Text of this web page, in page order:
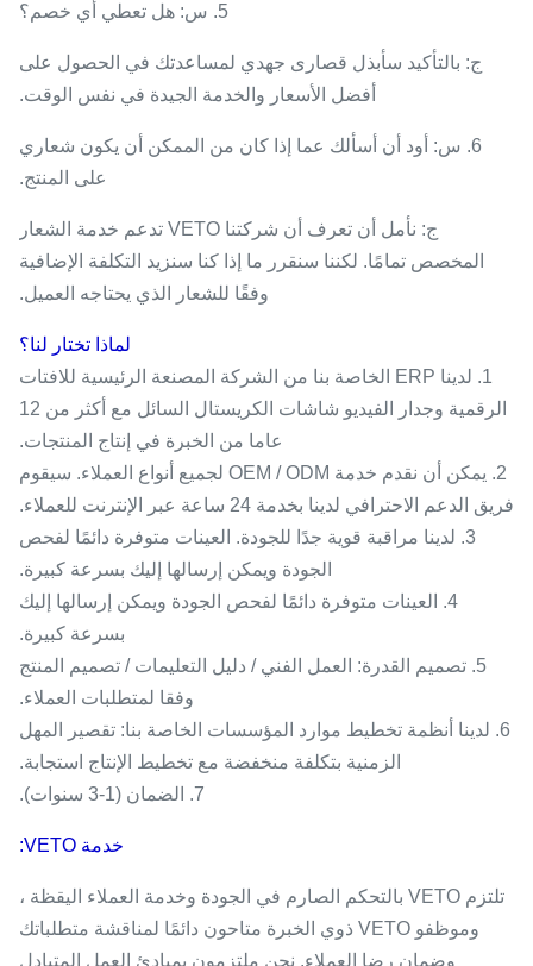
5. س: هل تعطي أي خصم؟
ج: بالتأكيد سأبذل قصارى جهدي لمساعدتك في الحصول على
أفضل الأسعار والخدمة الجيدة في نفس الوقت.
6. س: أود أن أسألك عما إذا كان من الممكن أن يكون شعاري
على المنتج.
ج: نأمل أن تعرف أن شركتنا VETO تدعم خدمة الشعار
المخصص تمامًا. لكننا سنقرر ما إذا كنا سنزيد التكلفة الإضافية
وفقًا للشعار الذي يحتاجه العميل.
لماذا تختار لنا؟
1. لدينا ERP الخاصة بنا من الشركة المصنعة الرئيسية للافتات
الرقمية وجدار الفيديو شاشات الكريستال السائل مع أكثر من 12
عاما من الخبرة في إنتاج المنتجات.
2. يمكن أن نقدم خدمة OEM / ODM لجميع أنواع العملاء. سيقوم
فريق الدعم الاحترافي لدينا بخدمة 24 ساعة عبر الإنترنت للعملاء.
3. لدينا مراقبة قوية جدًا للجودة. العينات متوفرة دائمًا لفحص
الجودة ويمكن إرسالها إليك بسرعة كبيرة.
4. العينات متوفرة دائمًا لفحص الجودة ويمكن إرسالها إليك
بسرعة كبيرة.
5. تصميم القدرة: العمل الفني / دليل التعليمات / تصميم المنتج
وفقا لمتطلبات العملاء.
6. لدينا أنظمة تخطيط موارد المؤسسات الخاصة بنا: تقصير المهل
الزمنية بتكلفة منخفضة مع تخطيط الإنتاج استجابة.
7. الضمان (1-3 سنوات).
خدمة VETO:
تلتزم VETO بالتحكم الصارم في الجودة وخدمة العملاء اليقظة ،
وموظفو VETO ذوي الخبرة متاحون دائمًا لمناقشة متطلباتك
وضمان رضا العملاء. نحن ملتزمون بمبادئ العمل المتبادل